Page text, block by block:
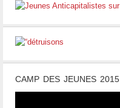
CAMP DES JEUNES 2015